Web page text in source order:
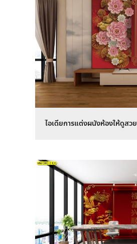
ไอเดียการแต่งผนังห้องให้ดูสวย